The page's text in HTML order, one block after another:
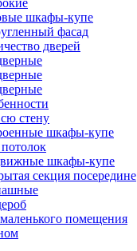
шкафы-купе
фасад
дверей
стену
шкафы-купе
шкафы-купе
секция посередине
помещения